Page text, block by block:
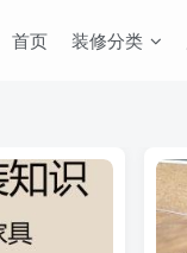
首页 装修分类